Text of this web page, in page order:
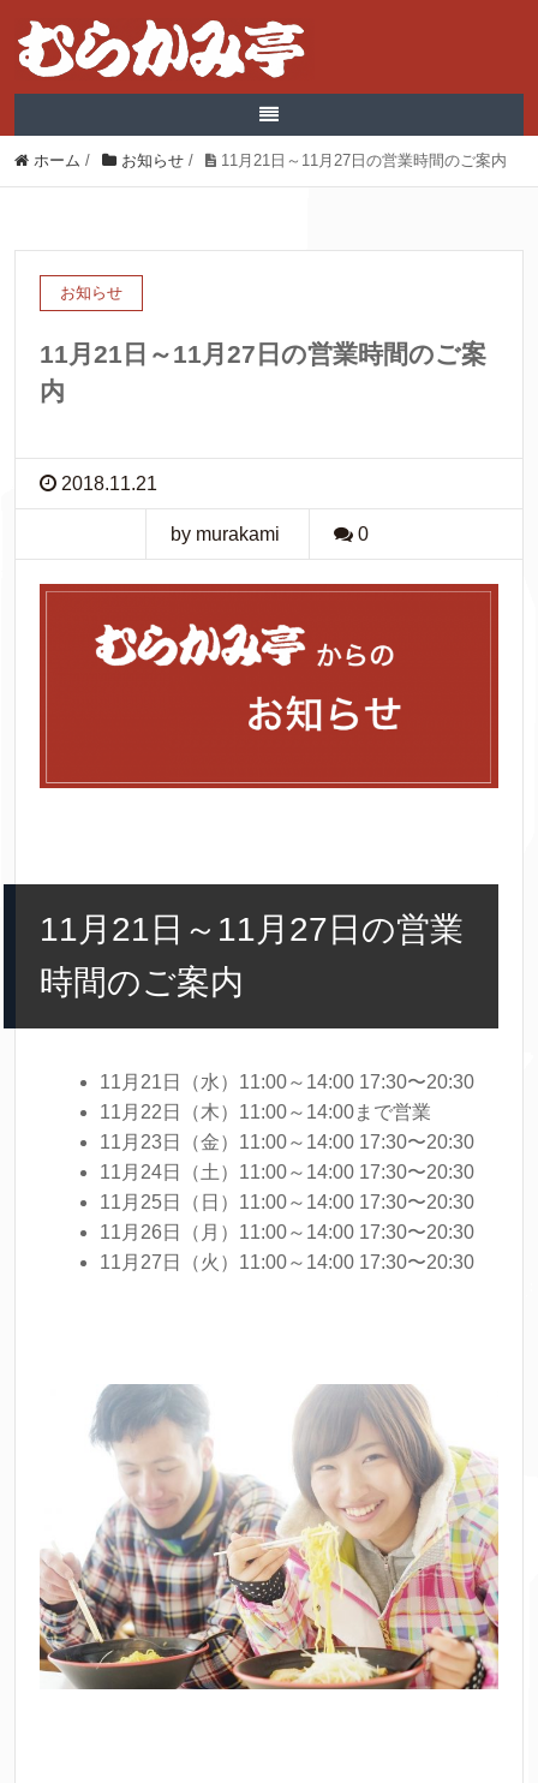
ホーム / お知らせ / 11月21日～11月27日の営業時間のご案内
お知らせ
11月21日～11月27日の営業時間のご案
内
2018.11.21
by murakami 0
11月21日～11月27日の営業
時間のご案内
11月21日（水）11:00～14:00 17:30〜20:30
11月22日（木）11:00～14:00まで営業
11月23日（金）11:00～14:00 17:30〜20:30
11月24日（土）11:00～14:00 17:30〜20:30
11月25日（日）11:00～14:00 17:30〜20:30
11月26日（月）11:00～14:00 17:30〜20:30
11月27日（火）11:00～14:00 17:30〜20:30